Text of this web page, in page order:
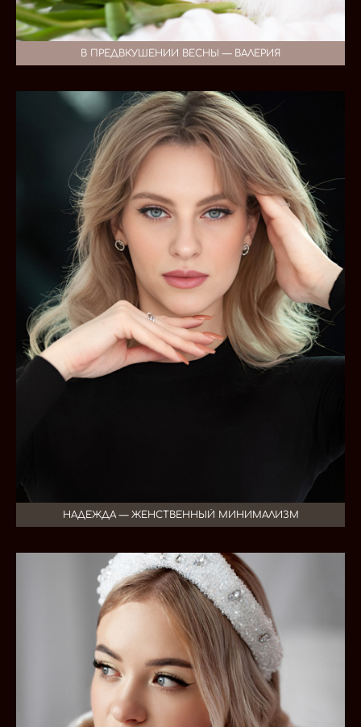
В ПРЕДВКУШЕНИИ ВЕСНЫ — ВАЛЕРИЯ
НАДЕЖДА — ЖЕНСТВЕННЫЙ МИНИМАЛИЗМ